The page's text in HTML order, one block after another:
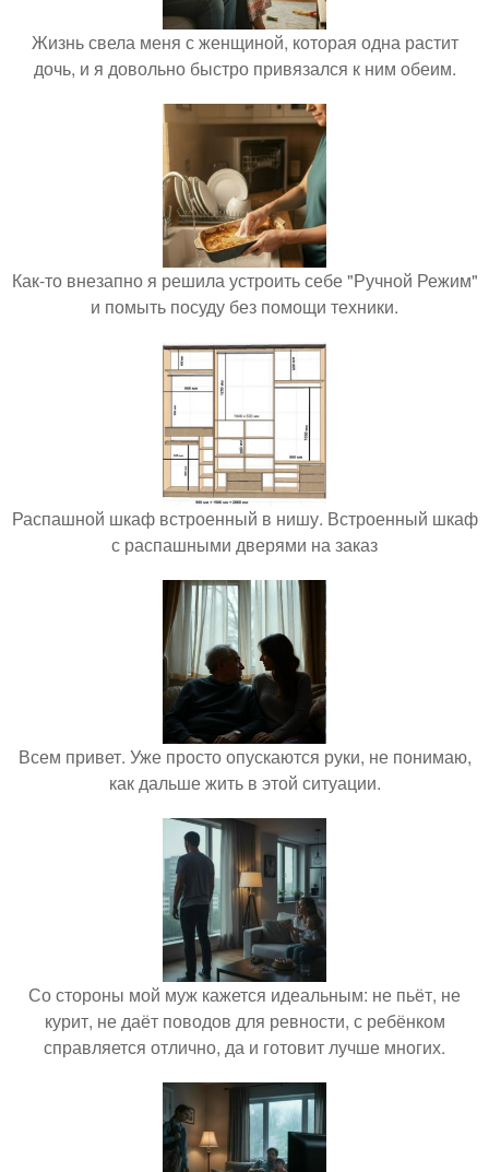
Жизнь свела меня с женщиной, которая одна растит
дочь, и я довольно быстро привязался к ним обеим.
Как-то внезапно я решила устроить себе "Ручной Режим"
и помыть посуду без помощи техники.
Распашной шкаф встроенный в нишу. Встроенный шкаф
с распашными дверями на заказ
Всем привет. Уже просто опускаются руки, не понимаю,
как дальше жить в этой ситуации.
Со стороны мой муж кажется идеальным: не пьёт, не
курит, не даёт поводов для ревности, с ребёнком
справляется отлично, да и готовит лучше многих.